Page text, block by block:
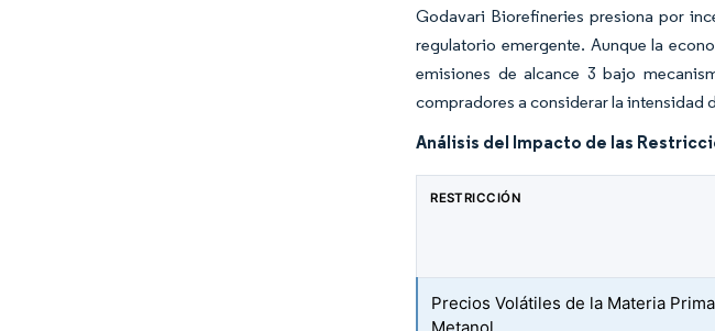
Godavari Biorefineries presiona por
regulatorio emergente. Aunque la
emisiones de alcance 3 bajo
compradores a considerar la intensidad
Análisis del Impacto de las
RESTRICCIÓN
Precios Volátiles de la Materia